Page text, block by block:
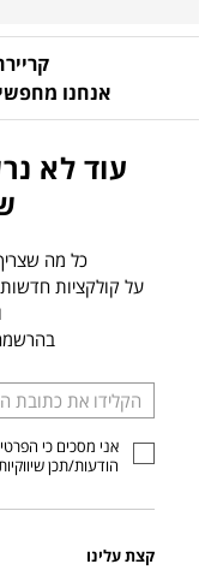
אנחנו
עוד לא
כל מה
על קולקציות
הכניסו
כתובת
דוא”לאני מסכים כי
הודעות/תכן
קצת עלינו